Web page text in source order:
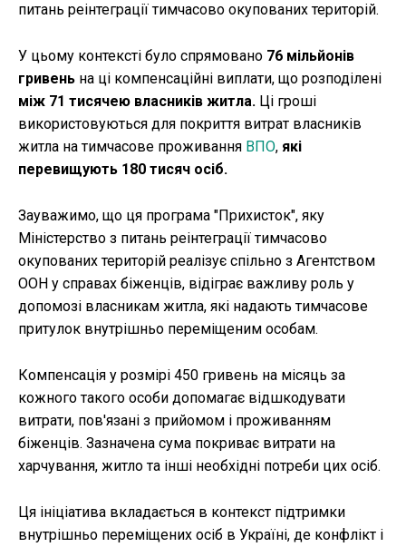
питань реінтеграції тимчасово окупованих територій.
У цьому контексті було спрямовано 76 мільйонів
гривень на ці компенсаційні виплати, що розподілені
між 71 тисячею власників житла. Ці гроші
використовуються для покриття витрат власників
житла на тимчасове проживання ВПО, які
перевищують 180 тисяч осіб.
Зауважимо, що ця програма "Прихисток", яку
Міністерство з питань реінтеграції тимчасово
окупованих територій реалізує спільно з Агентством
ООН у справах біженців, відіграє важливу роль у
допомозі власникам житла, які надають тимчасове
притулок внутрішньо переміщеним особам.
Компенсація у розмірі 450 гривень на місяць за
кожного такого особи допомагає відшкодувати
витрати, пов'язані з прийомом і проживанням
біженців. Зазначена сума покриває витрати на
харчування, житло та інші необхідні потреби цих осіб.
Ця ініціатива вкладається в контекст підтримки
внутрішньо переміщених осіб в Україні, де конфлікт і